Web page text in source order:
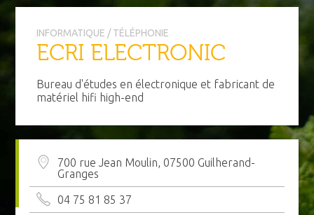
INFORMATIQUE / TÉLÉPHONIE
ECRI ELECTRONIC
Bureau d'études en électronique et fabricant de
matériel hifi high-end
700 rue Jean Moulin, 07500 Guilherand-
Granges
04 75 81 85 37